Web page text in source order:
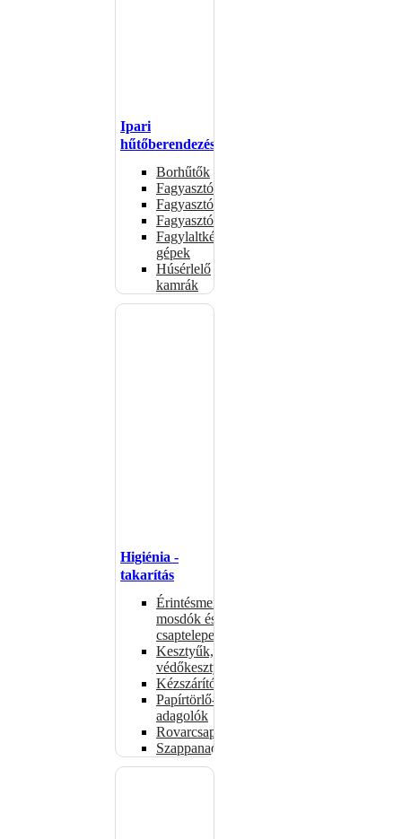
Ipari
hűtőberendezések
Borhűtők
Fagyasztóasztalok
Fagyasztóládák
Fagyasztószekrények
Fagylaltkészítő
gépek
Húsérlelő
kamrák
Higiénia -
takarítás
Érintésmentes
mosdók és
csaptelepek
Kesztyűk,
védőkesztyűk
Kézszárítók
Papírtörlő-
adagolók
Rovarcsapdák
Szappanadagolók